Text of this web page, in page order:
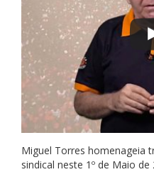
Miguel Torres homenageia
sindical neste 1º de Maio de